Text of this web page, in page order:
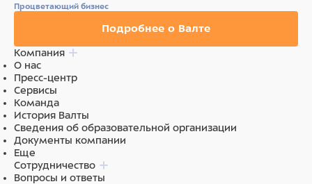
Процветающий бизнес
Подробнее о Валте
Компания
О нас
Пресс-центр
Сервисы
Команда
История Валты
Сведения об образовательной организации
Документы компании
Еще
Сотрудничество
Вопросы и ответы